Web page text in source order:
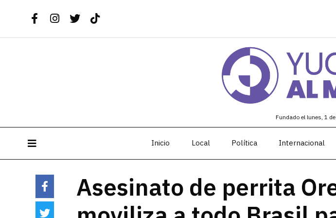
Fundado el lunes, 1
Inicio Local Política Internacional
Asesinato de perrita